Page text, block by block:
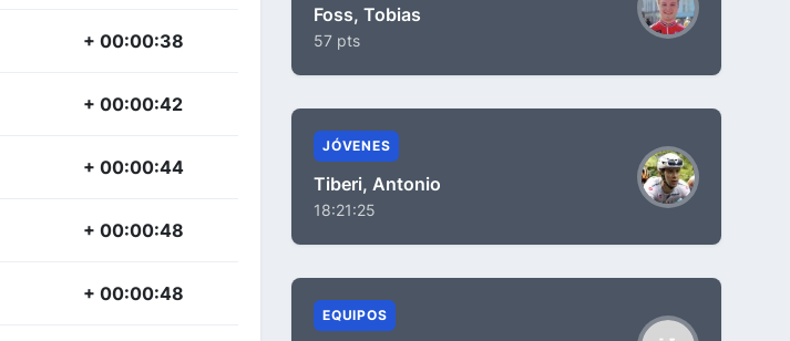
+ 00:00:38
+ 00:00:42
+ 00:00:44
+ 00:00:48
+ 00:00:48
Foss, Tobias
57 pts
JÓVENES
Tiberi, Antonio
18:21:25
EQUIPOS